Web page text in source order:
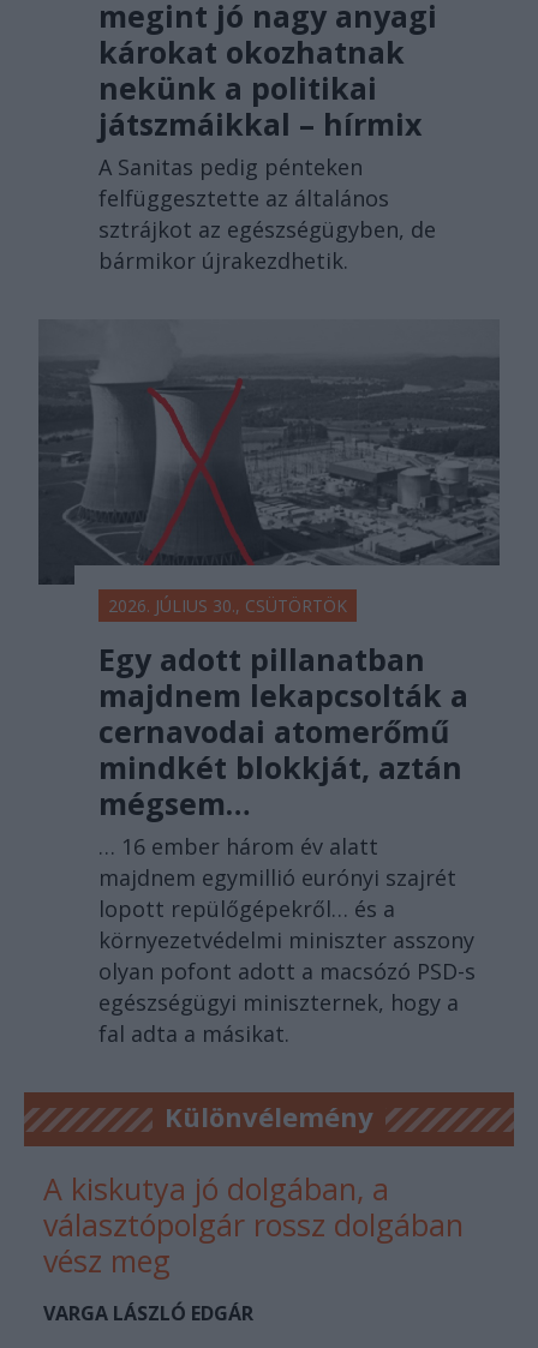
megint jó nagy anyagi
károkat okozhatnak
nekünk a politikai
játszmáikkal – hírmix
A Sanitas pedig pénteken
felfüggesztette az általános
sztrájkot az egészségügyben, de
bármikor újrakezdhetik.
2026. JÚLIUS 30., CSÜTÖRTÖK
Egy adott pillanatban
majdnem lekapcsolták a
cernavodai atomerőmű
mindkét blokkját, aztán
mégsem…
… 16 ember három év alatt
majdnem egymillió eurónyi szajrét
lopott repülőgépekről… és a
környezetvédelmi miniszter asszony
olyan pofont adott a macsózó PSD-s
egészségügyi miniszternek, hogy a
fal adta a másikat.
Különvélemény
A kiskutya jó dolgában, a
választópolgár rossz dolgában
vész meg
VARGA LÁSZLÓ EDGÁR